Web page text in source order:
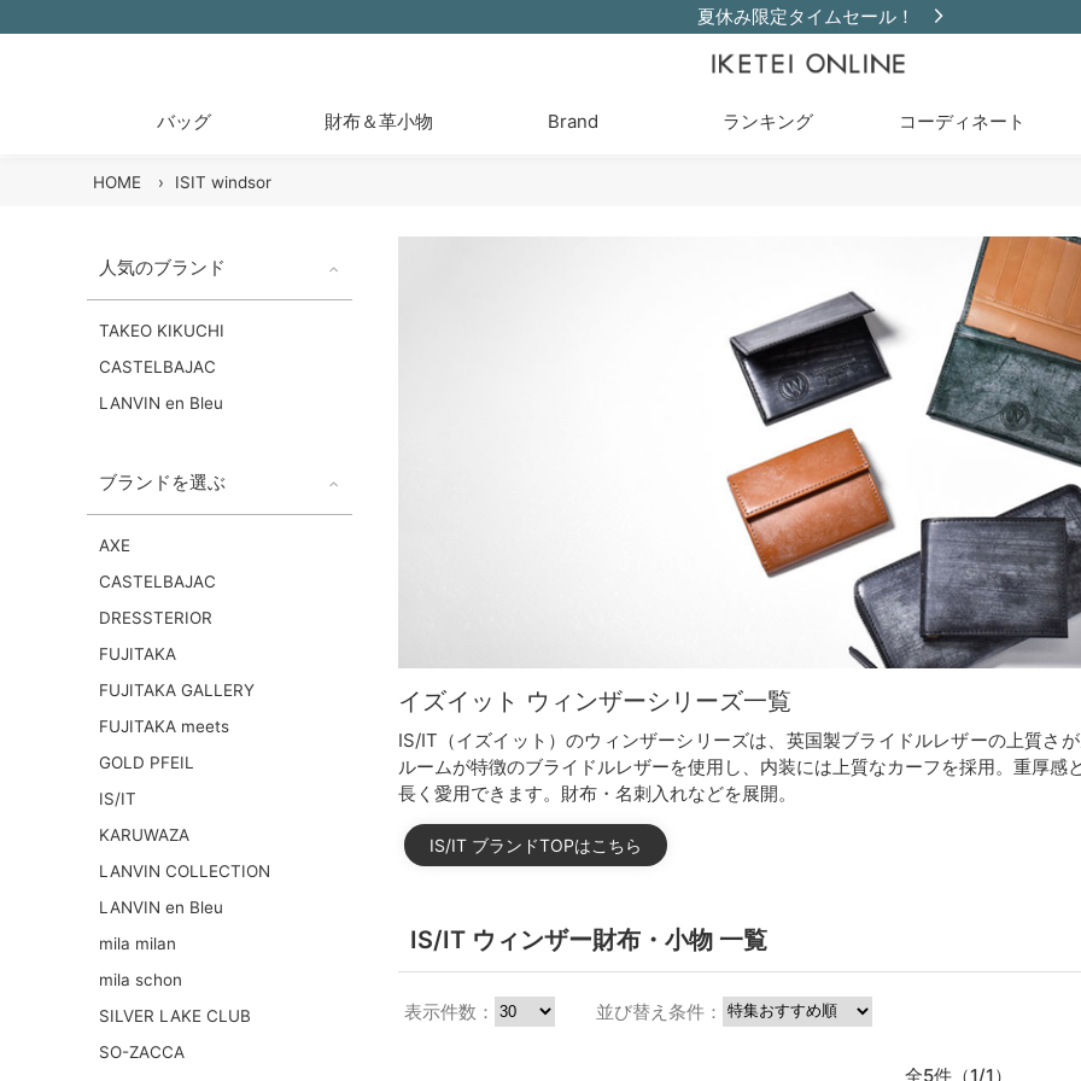
夏休み限定タイムセール！
バッグ 財布＆革小物 Brand ランキング コーディネート
HOME › ISIT windsor
人気のブランド
TAKEO KIKUCHI
CASTELBAJAC
LANVIN en Bleu
ブランドを選ぶ
AXE
CASTELBAJAC
DRESSTERIOR
FUJITAKA
FUJITAKA GALLERY
FUJITAKA meets
GOLD PFEIL
IS/IT
KARUWAZA
LANVIN COLLECTION
LANVIN en Bleu
mila milan
mila schon
SILVER LAKE CLUB
SO-ZACCA
イズイット ウィンザーシリーズ一覧
IS/IT（イズイット）のウィンザーシリーズは、英国製ブライドルレザーの上質さ
ルームが特徴のブライドルレザーを使用し、内装には上質なカーフを採用。重厚
長く愛用できます。財布・名刺入れなどを展開。
IS/IT ブランドTOPはこちら
IS/IT ウィンザー財布・小物 一覧
表示件数： 並び替え条件：
全5件（1/1）